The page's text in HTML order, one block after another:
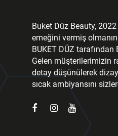
Buket Düz Beauty, 2022
emeğini vermiş
BUKET DÜZ
Gelen müşterilerimizin
detay düşünülerek
sıcak ambiyansını